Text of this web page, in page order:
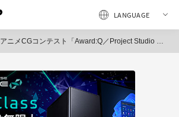
アニメCGコンテスト「Award:Q／Project Studio Q Anime CG Award 2018」開催